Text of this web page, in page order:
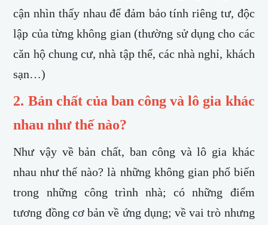
cận nhìn thấy nhau để đảm bảo tính riêng tư, độc
lập của từng không gian (thường sử dụng cho các
căn hộ chung cư, nhà tập thể, các nhà nghỉ, khách
sạn…)
2. Bản chất của ban công và lô gia khác
nhau như thế nào?
​Như vậy về bản chất, ban công và lô gia khác
nhau như thế nào? là những không gian phổ biến
trong những công trình nhà; có những điểm
tương đồng cơ bản về ứng dụng; về vai trò nhưng